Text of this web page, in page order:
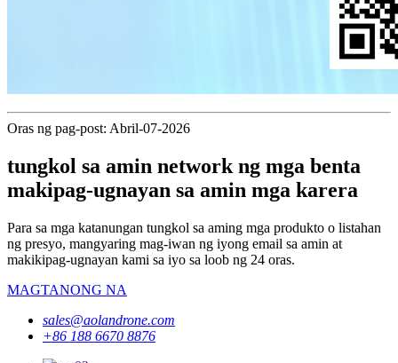
Oras ng pag-post: Abril-07-2026
tungkol sa amin network ng mga benta
makipag-ugnayan sa amin mga karera
Para sa mga katanungan tungkol sa aming mga produkto o listahan
ng presyo, mangyaring mag-iwan ng iyong email sa amin at
makikipag-ugnayan kami sa iyo sa loob ng 24 oras.
MAGTANONG NA
sales@aolandrone.com
+86 188 6670 8876